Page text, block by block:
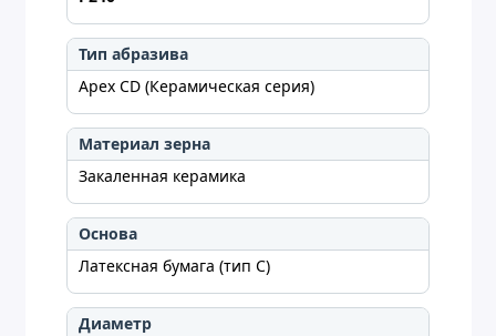
Тип абразива
Apex CD (Керамическая серия)
Материал зерна
Закаленная керамика
Основа
Латексная бумага (тип C)
Диаметр